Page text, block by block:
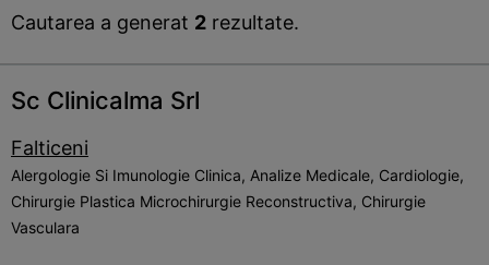
Cautarea a generat 2 rezultate.
Sc Clinicalma Srl
Falticeni
Alergologie Si Imunologie Clinica, Analize Medicale, Cardiologie,
Chirurgie Plastica Microchirurgie Reconstructiva, Chirurgie
Vasculara